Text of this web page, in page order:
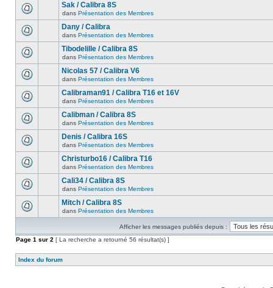
Sak / Calibra 8S
dans Présentation des Membres
Dany / Calibra
dans Présentation des Membres
Tibodelille / Calibra 8S
dans Présentation des Membres
Nicolas 57 / Calibra V6
dans Présentation des Membres
Calibraman91 / Calibra T16 et 16V
dans Présentation des Membres
Calibman / Calibra 8S
dans Présentation des Membres
Denis / Calibra 16S
dans Présentation des Membres
Christurbo16 / Calibra T16
dans Présentation des Membres
Cali34 / Calibra 8S
dans Présentation des Membres
Mitch / Calibra 8S
dans Présentation des Membres
Afficher les messages publiés depuis :
Page 1 sur 2 [ La recherche a retourné 56 résultat(s) ]
Index du forum